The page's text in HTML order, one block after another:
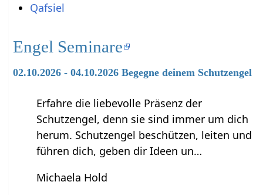
Qafsiel
Engel Seminare
02.10.2026 - 04.10.2026 Begegne deinem Schutzengel
Erfahre die liebevolle Präsenz der
Schutzengel, denn sie sind immer um dich
herum. Schutzengel beschützen, leiten und
führen dich, geben dir Ideen un…
Michaela Hold